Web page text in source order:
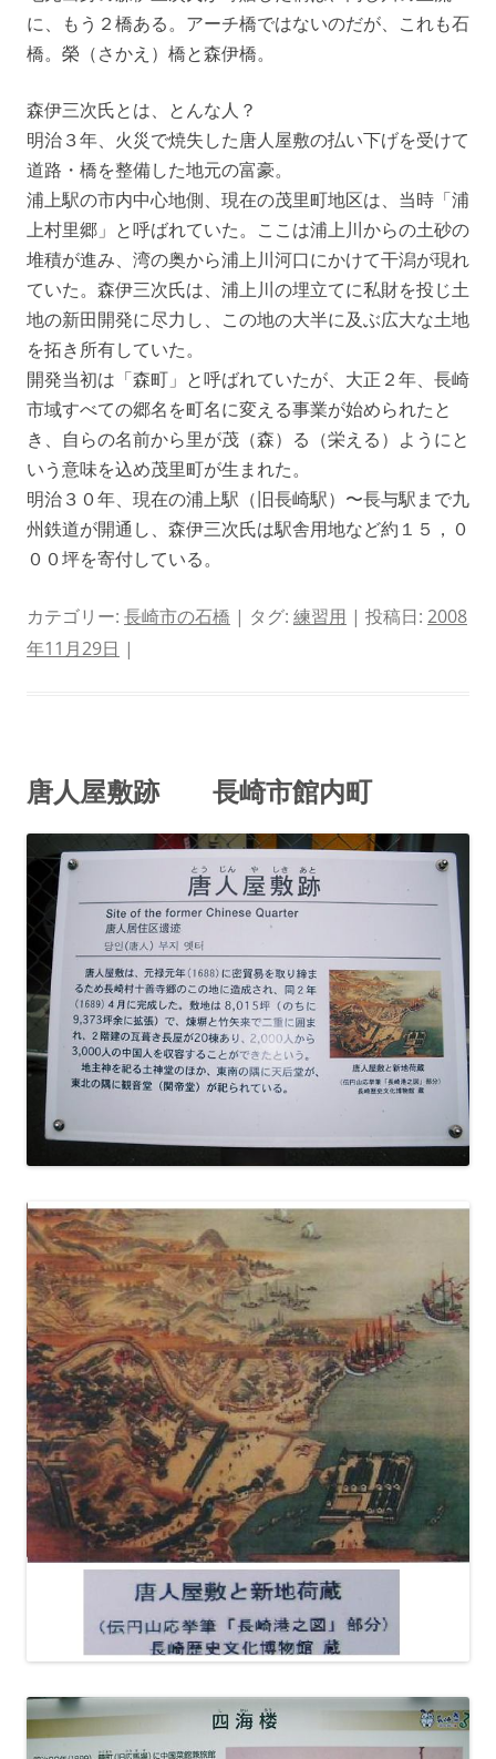
に、もう２橋ある。アーチ橋ではないのだが、これも石
橋。榮（さかえ）橋と森伊橋。
森伊三次氏とは、とんな人？
明治３年、火災で焼失した唐人屋敷の払い下げを受けて
道路・橋を整備した地元の富豪。
浦上駅の市内中心地側、現在の茂里町地区は、当時「浦
上村里郷」と呼ばれていた。ここは浦上川からの土砂の
堆積が進み、湾の奥から浦上川河口にかけて干潟が現れ
ていた。森伊三次氏は、浦上川の埋立てに私財を投じ土
地の新田開発に尽力し、この地の大半に及ぶ広大な土地
を拓き所有していた。
開発当初は「森町」と呼ばれていたが、大正２年、長崎
市域すべての郷名を町名に変える事業が始められたと
き、自らの名前から里が茂（森）る（栄える）ようにと
いう意味を込め茂里町が生まれた。
明治３０年、現在の浦上駅（旧長崎駅）〜長与駅まで九
州鉄道が開通し、森伊三次氏は駅舎用地など約１５，０
００坪を寄付している。
カテゴリー: 長崎市の石橋 | タグ: 練習用 | 投稿日: 2008
年11月29日 |
唐人屋敷跡 長崎市館内町